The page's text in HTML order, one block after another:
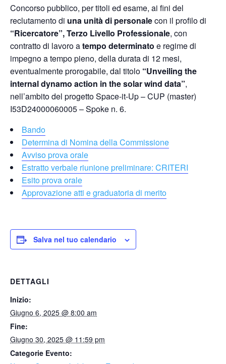
Concorso pubblico, per titoli ed esame, ai fini del
reclutamento di una unità di personalecon il profilo di
“Ricercatore”, Terzo Livello Professionale, con
contratto di lavoro atempo determinato e regime di
impegno a tempo pieno, della durata di 12 mesi,
eventualmente prorogabile, dal titolo “Unveiling the
internal dynamo action in the solar wind data”,
nell’ambito del progetto Space-it-Up – CUP (master)
I53D24000060005 – Spoke n. 6.
Bando
Determina di Nomina della Commissione
Avviso prova orale
Estratto verbale riunione preliminare: CRITERI
Esito prova orale
Approvazione atti e graduatoria di merito
Salva nel tuo calendario
DETTAGLI
Inizio:
Giugno 6, 2025 @ 8:00 am
Fine:
Giugno 30, 2025 @ 11:59 pm
Categorie Evento: